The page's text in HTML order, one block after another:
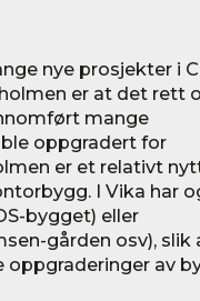
nye prosjekter i
er at det rett
mange
oppgradert for
er et relativt
I Vika har
bygget) eller
gården osv), slik
oppgraderinger av